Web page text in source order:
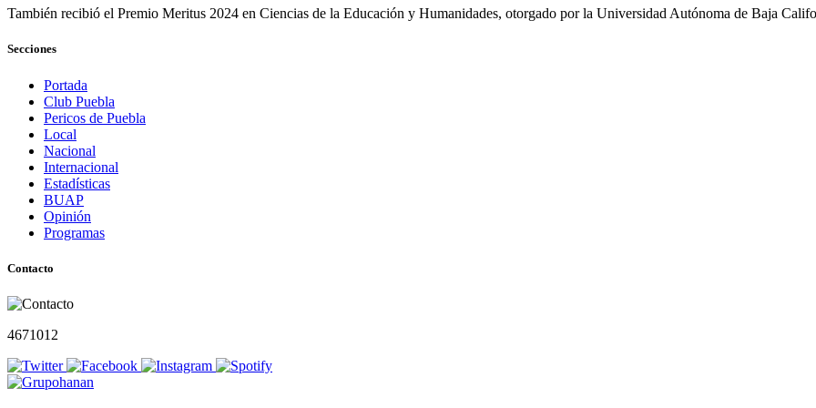
También recibió el Premio Meritus 2024 en Ciencias de la Educación y Humanidades, otorgado por la Universidad Autónoma de Baja
Secciones
Portada
Club Puebla
Pericos de Puebla
Local
Nacional
Internacional
Estadísticas
BUAP
Opinión
Programas
Contacto
4671012